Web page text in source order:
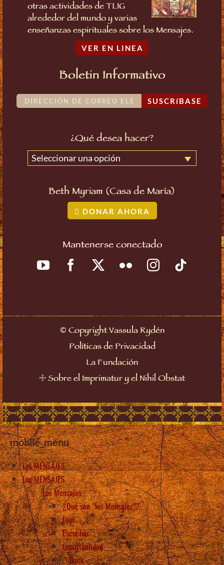
otras actividades de TLIG
alrededor del mundo y varias
enseñanzas espirituales sobre los Mensajes.
VER EN LINEA
Boletin Informativo
SUSCRíBASE
¿Qué desea hacer?
Seleccionar una opción
Beth Myriam (Casa de María)
DONAR AHORA
Mantenerse conectado
©Copyright Vassula Rydén
Políticas de Privacidad
La Fundación
☩ Sobre el Imprimatur y el Nihil Obstat
mobile_menu
Los MENSAJES
Los MENSAJES
Los Mensajes
¿Qué son “los Mensajes”?
Leer
Escuchar
Espiritualidad
Back